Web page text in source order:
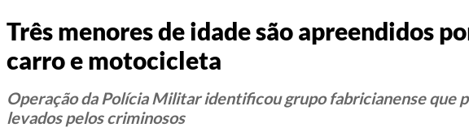
Três menores de idade são apreendidos
carro e motocicleta
Operação da Polícia Militar identificou grupo fabricianense que
levados pelos criminosos